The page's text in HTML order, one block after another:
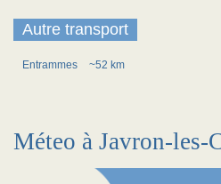
Autre transport
Entrammes ~52 km
Méteo à Javron-les-